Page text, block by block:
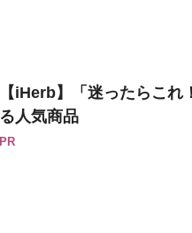
【iHerb】「迷ったらこ
る人気商品
PR